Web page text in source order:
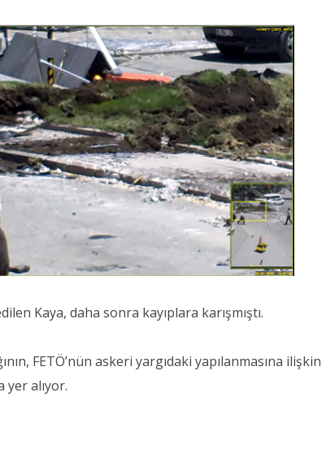
Kaya, daha sonra kayıplara karışmıştı.
FETÖ’nün askeri yargıdaki yapılanmasına ilişkin
yer alıyor.